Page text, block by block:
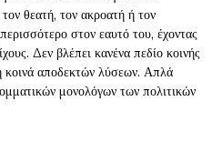
τον θεατή, τον ακροατή ή τον
στον εαυτό του, έχοντας
Δεν βλέπει κανένα πεδίο κοινής
κοινά αποδεκτών λύσεων. Απλά
μονολόγων των πολιτικών